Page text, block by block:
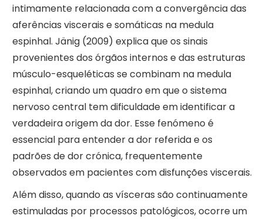
intimamente relacionada com a convergência das
aferências viscerais e somáticas na medula
espinhal. Jänig (2009) explica que os sinais
provenientes dos órgãos internos e das estruturas
músculo-esqueléticas se combinam na medula
espinhal, criando um quadro em que o sistema
nervoso central tem dificuldade em identificar a
verdadeira origem da dor. Esse fenómeno é
essencial para entender a dor referida e os
padrões de dor crónica, frequentemente
observados em pacientes com disfunções viscerais.
Além disso, quando as vísceras são continuamente
estimuladas por processos patológicos, ocorre um